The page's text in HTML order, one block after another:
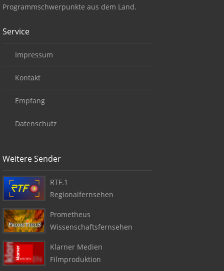
Programmschwerpunkte aus dem Land.
Service
Impressum
Kontakt
Empfang
Datenschutz
Weitere Sender
RTF.1
Regionalfernsehen
Prometheus
Wissenschaftsfernsehen
Klarner Medien
Filmproduktion